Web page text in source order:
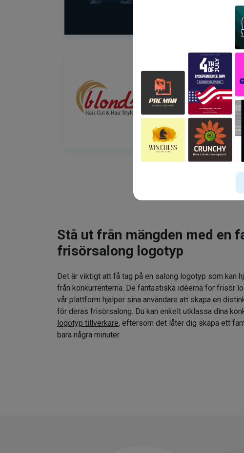
Stå ut från mängden med en
frisörsalong logotyp
Det är viktigt att få tag på en salong logotyp som kan
från konkurrenterna. De fantastiska idéerna för frisör
vår plattform hjälper sina användare att skapa en
för deras frisörsalong. Du kan enkelt utklassa dina
logotyp tillverkare, eftersom det låter dig skapa ett
bara några minuter.